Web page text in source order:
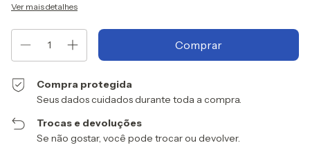
Ver mais detalhes
Compra protegida
Seus dados cuidados durante toda a compra.
Trocas e devoluções
Se não gostar, você pode trocar ou devolver.